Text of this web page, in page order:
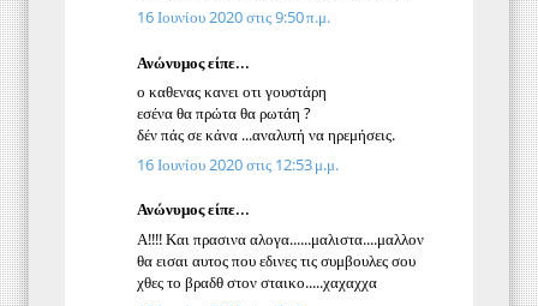
16 Ιουνίου 2020 στις 9:50 π.μ.
Ανώνυμος είπε...
ο καθενας κανει οτι γουστάρη
εσένα θα πρώτα θα ρωτάη ?
δέν πάς σε κάνα ...αναλυτή να ηρεμήσεις.
16 Ιουνίου 2020 στις 12:53 μ.μ.
Ανώνυμος είπε...
Α!!!! Και πρασινα αλογα......μαλιστα....μαλλον
θα εισαι αυτος που εδινες τις συμβουλες σου
χθες το βραδθ στον σταικο.....χαχαχχα